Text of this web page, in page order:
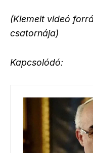
(Kiemelt videó
csatornája)
Kapcsolódó: